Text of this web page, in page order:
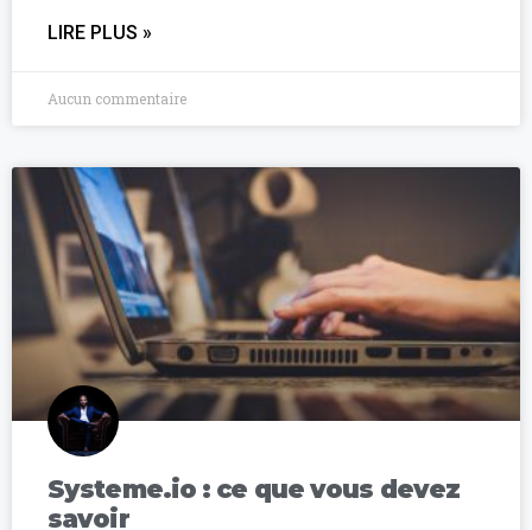
LIRE PLUS »
Aucun commentaire
Systeme.io : ce que vous devez
savoir